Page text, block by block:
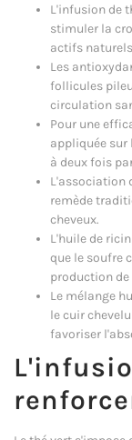
L'infusion de
stimuler la
actifs
Les
follicules
circulation
Pour une
appliquée sur
à deux fois
L'association
remède
cheveux.
L'huile de
que le soufre
production
Le mélange
le cuir
favoriser